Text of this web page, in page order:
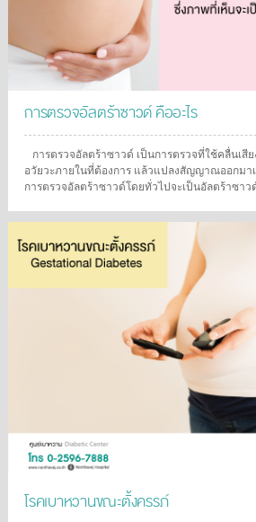
การตรวจอัลตร้าซาวด์ คืออะไร
การตรวจอัลตร้าซาวด์ เป็นการตรวจที่ใช้คลื่นเสี
อวัยวะภายในที่ต้องการ แล้วแปลงสัญญาณออกมา
การตรวจอัลตร้าซาวด์โดยทั่วไปจะเป็นอัลตร้าซาว
โรคเบาหวานขณะตั้งครรภ์